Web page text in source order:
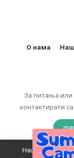
За питања или
контактирати
О нама
Наш вебсајт